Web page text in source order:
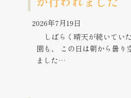
2026年7月19日
しばらく晴天が続いてい
園も、 この日は朝から曇り
ました…